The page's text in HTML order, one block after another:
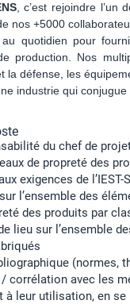
, c’est rejoindre l’un
nos +5000
quotidien pour
production. Nos
la défense, les
industrie qui
du chef de
de propreté des
exigences de l’IEST-
l’ensemble des
des produits par
lieu sur l’ensemble
corrélation avec les
à leur utilisation, en